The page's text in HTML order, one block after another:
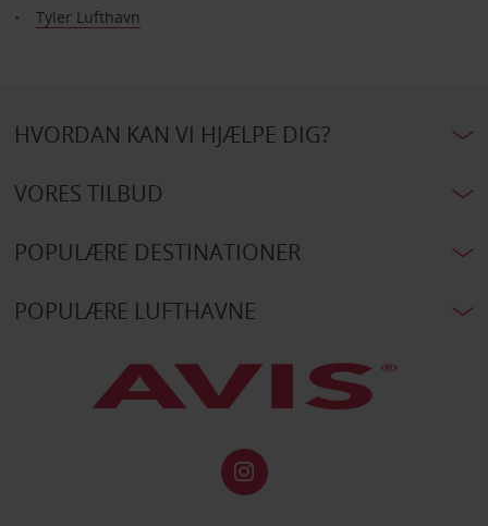
Tyler Lufthavn
HVORDAN KAN VI HJÆLPE DIG?
VORES TILBUD
POPULÆRE DESTINATIONER
POPULÆRE LUFTHAVNE